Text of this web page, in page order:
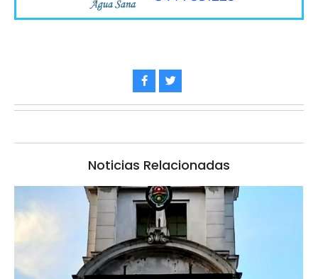
Noticias Relacionadas